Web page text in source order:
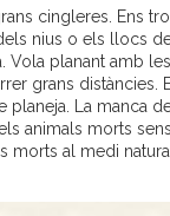
cingleres. Ens
nius o els llocs
planant amb
grans distàncies.
planeja. La manca
animals morts
morts al medi